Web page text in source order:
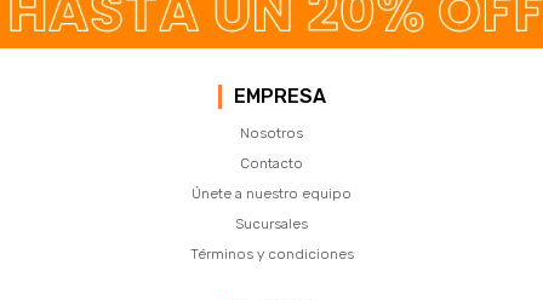
EMPRESA
Nosotros
Contacto
Únete a nuestro equipo
Sucursales
Términos y condiciones